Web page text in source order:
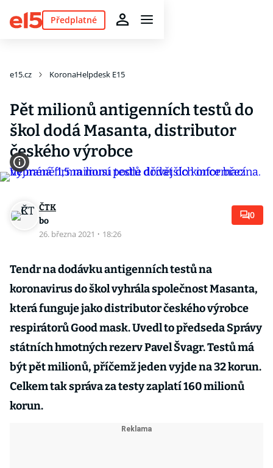
Předplatné
e15.cz KoronaHelpdesk E15
Pět milionů antigenních testů do
škol dodá Masanta, distributor
českého výrobce
ČTK
bo
26. března 2021 · 18:26
0
Tendr na dodávku antigenních testů na
koronavirus do škol vyhrála společnost Masanta,
která funguje jako distributor českého výrobce
respirátorů Good mask. Uvedl to předseda Správy
státních hmotných rezerv Pavel Švagr. Testů má
být pět milionů, příčemž jeden vyjde na 32 korun.
Celkem tak správa za testy zaplatí 160 milionů
korun.